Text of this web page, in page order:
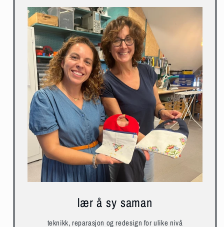
lær å sy saman
teknikk, reparasjon og redesign for ulike nivå